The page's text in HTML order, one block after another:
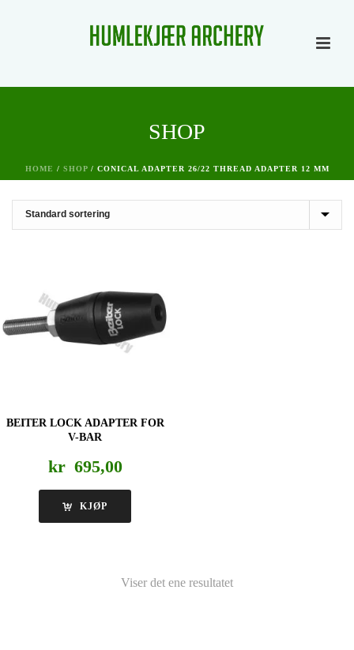
SHOP
HOME / SHOP/ CONICAL ADAPTER 26/22 THREAD ADAPTER 12 MM
BEITER LOCK ADAPTER FOR
V-BAR
kr 695,00
KJØP
Viser det ene resultatet